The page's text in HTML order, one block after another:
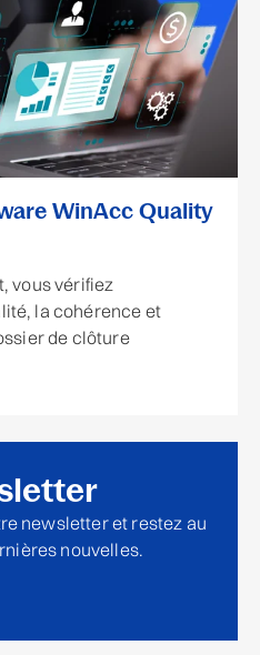
WinAcc Quality
vous vérifiez
la cohérence et
de clôture
newsletter et restez au
nouvelles.